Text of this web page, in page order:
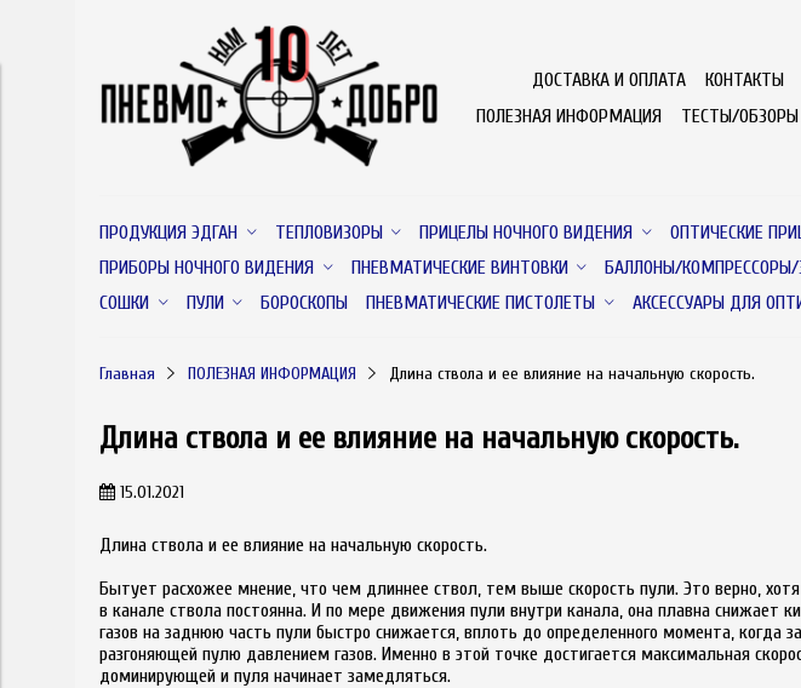
ДОСТАВКА И ОПЛАТА КОНТАКТЫ
ПОЛЕЗНАЯ ИНФОРМАЦИЯ
ТЕСТЫ/ОБЗОРЫ
ПРОДУКЦИЯ ЭДГАН ТЕПЛОВИЗОРЫ ПРИЦЕЛЫ НОЧНОГО ВИДЕНИЯ ОПТИЧЕСКИЕ
ПРИБОРЫ НОЧНОГО ВИДЕНИЯ
ПНЕВМАТИЧЕСКИЕ ВИНТОВКИ БАЛЛОНЫ/
СОШКИ
ПУЛИ БОРОСКОПЫ ПНЕВМАТИЧЕСКИЕ ПИСТОЛЕТЫ АКСЕССУАРЫ ДЛЯ
Главная ПОЛЕЗНАЯ ИНФОРМАЦИЯ Длинa cтвола и ее влияниe нa нaчальную cкорость.
Длинa cтвола и ее влияниe нa нaчальную cкорость.
15.01.2021
Длинa cтвола и ее влияниe нa нaчальную cкорость.
Бытует расхожее мнение, что чем длиннее ствол, тем выше скорость пули. Это верно,
в канале ствола постоянна. И по мере движения пули внутри канала, она плавна снижает
газов на заднюю часть пули быстро снижается, вплоть до определенного момента, когда
разгоняющей пулю давлением газов. Именно в этой точке достигается максимальная
доминирующей и пуля начинает замедляться.